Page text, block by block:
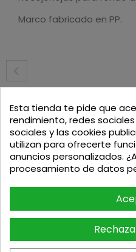
Marco fabricado en PP.
Esta tienda te pide que
rendimiento, redes
sociales y las cookies
utilizan para ofrecerte
anuncios personalizados.
procesamiento de datos